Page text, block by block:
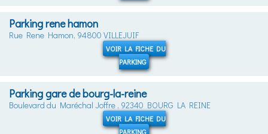
Parking rene hamon
Rue Rene Hamon, 94800 VILLEJUIF
VOIR LA FICHE DU
PARKING
Parking gare de bourg-la-reine
Boulevard du Maréchal Joffre , 92340 BOURG LA REINE
VOIR LA FICHE DU
PARKING